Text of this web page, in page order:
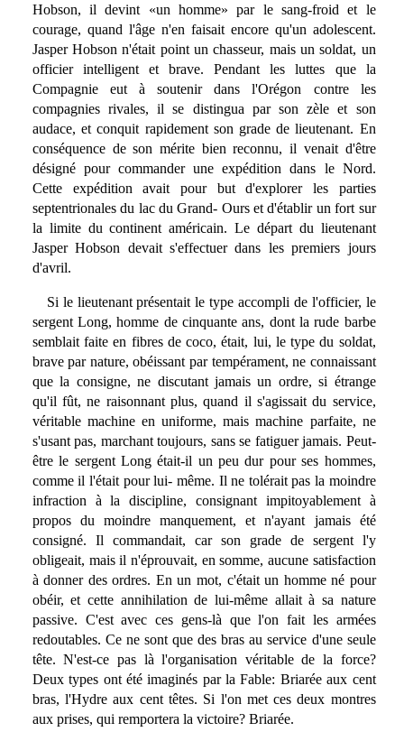
Hobson, il devint «un homme» par le sang-froid et le
courage, quand l'âge n'en faisait encore qu'un adolescent.
Jasper Hobson n'était point un chasseur, mais un soldat, un
officier intelligent et brave. Pendant les luttes que la
Compagnie eut à soutenir dans l'Orégon contre les
compagnies rivales, il se distingua par son zèle et son
audace, et conquit rapidement son grade de lieutenant. En
conséquence de son mérite bien reconnu, il venait d'être
désigné pour commander une expédition dans le Nord.
Cette expédition avait pour but d'explorer les parties
septentrionales du lac du Grand- Ours et d'établir un fort sur
la limite du continent américain. Le départ du lieutenant
Jasper Hobson devait s'effectuer dans les premiers jours
d'avril.
Si le lieutenant présentait le type accompli de l'officier, le
sergent Long, homme de cinquante ans, dont la rude barbe
semblait faite en fibres de coco, était, lui, le type du soldat,
brave par nature, obéissant par tempérament, ne connaissant
que la consigne, ne discutant jamais un ordre, si étrange
qu'il fût, ne raisonnant plus, quand il s'agissait du service,
véritable machine en uniforme, mais machine parfaite, ne
s'usant pas, marchant toujours, sans se fatiguer jamais. Peut-
être le sergent Long était-il un peu dur pour ses hommes,
comme il l'était pour lui- même. Il ne tolérait pas la moindre
infraction à la discipline, consignant impitoyablement à
propos du moindre manquement, et n'ayant jamais été
consigné. Il commandait, car son grade de sergent l'y
obligeait, mais il n'éprouvait, en somme, aucune satisfaction
à donner des ordres. En un mot, c'était un homme né pour
obéir, et cette annihilation de lui-même allait à sa nature
passive. C'est avec ces gens-là que l'on fait les armées
redoutables. Ce ne sont que des bras au service d'une seule
tête. N'est-ce pas là l'organisation véritable de la force?
Deux types ont été imaginés par la Fable: Briarée aux cent
bras, l'Hydre aux cent têtes. Si l'on met ces deux montres
aux prises, qui remportera la victoire? Briarée.